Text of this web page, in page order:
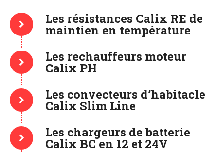
Les résistances Calix RE de
maintien en température
Les rechauffeurs moteur
Calix PH
Les convecteurs d’habitacle
Calix Slim Line
Les chargeurs de batterie
Calix BC en 12 et 24V